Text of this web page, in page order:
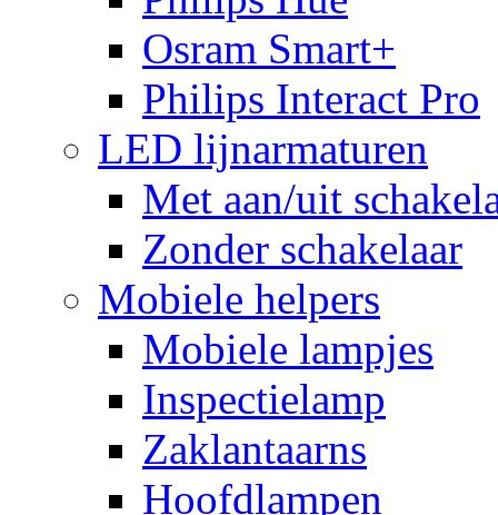
Osram Smart+
Philips Interact Pro
LED lijnarmaturen
Met aan/uit
Zonder schakelaar
Mobiele helpers
Mobiele lampjes
Inspectielamp
Zaklantaarns
Hoofdlampen